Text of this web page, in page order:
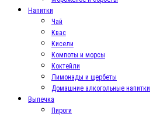
Напитки
Чай
Квас
Кисели
Компоты и морсы
Коктейли
Лимонады и щербеты
Домашние алкогольные напитки
Выпечка
Пироги